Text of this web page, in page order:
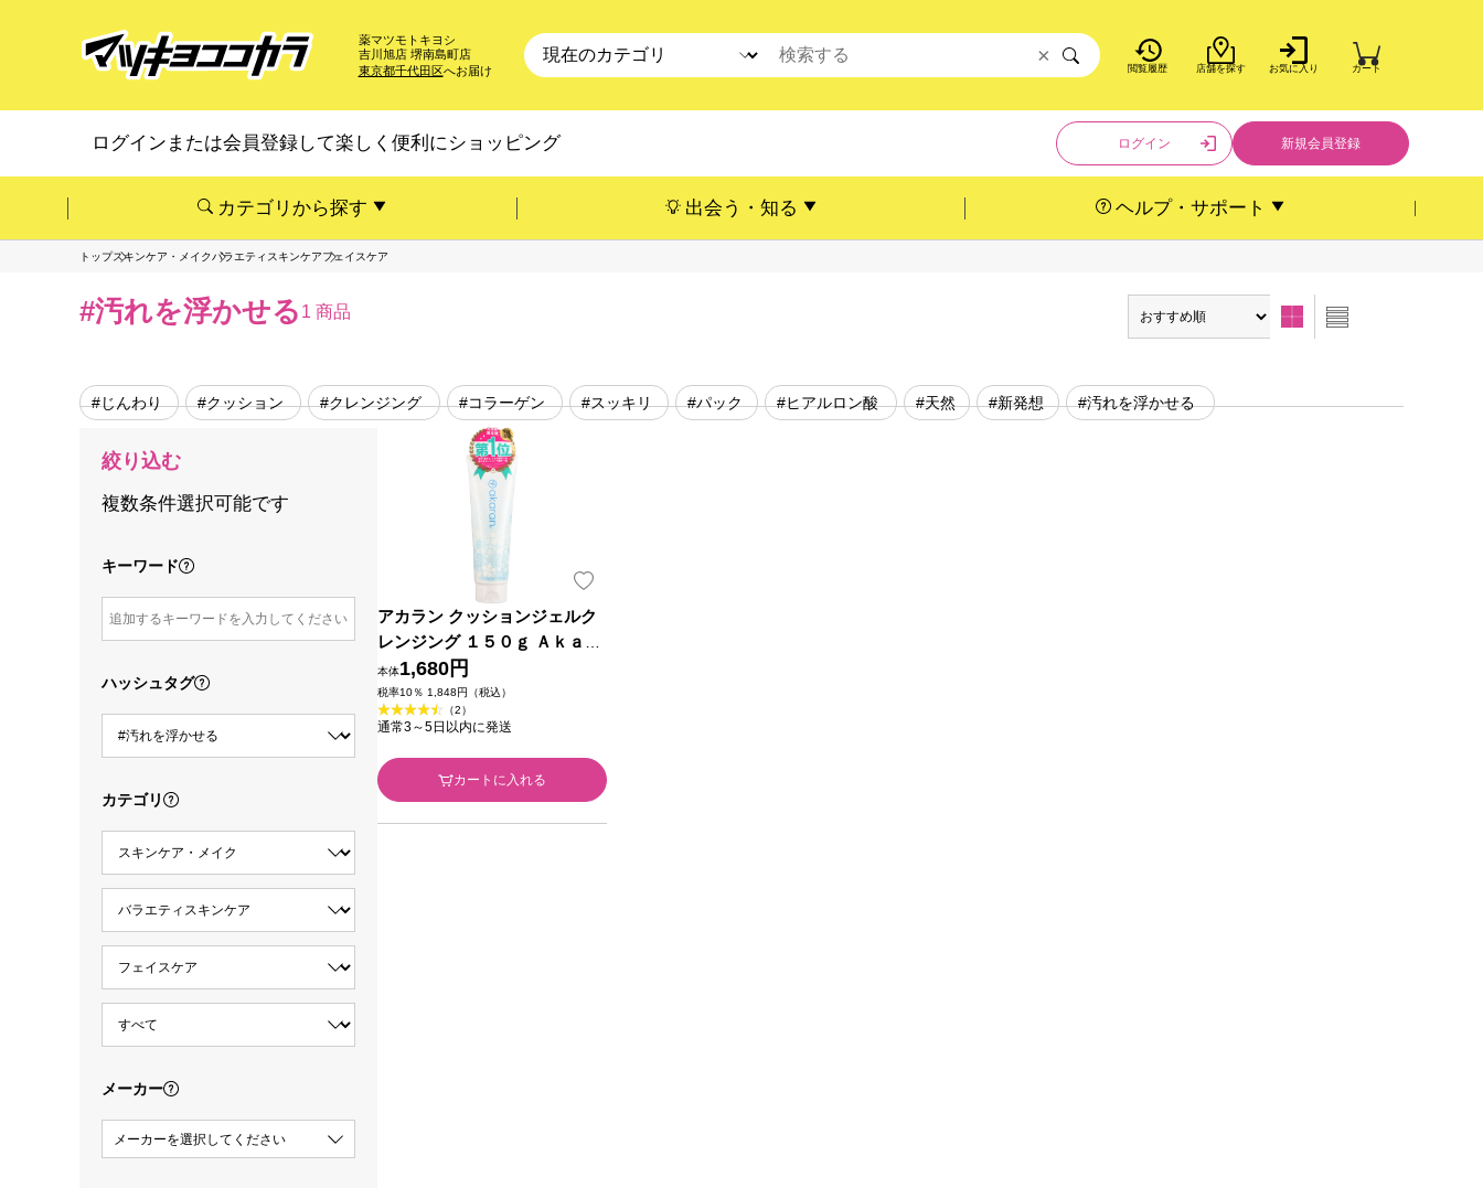
薬マツモトキヨシ
吉川旭店 堺南島町店
東京都千代田区へお届け 閲覧履歴 店舗を探す お気に入り カート
×
ログインまたは会員登録して楽しく便利にショッピング ログイン 新規会員登録
カテゴリから探す 出会う・知る ヘルプ・サポート
トップスキンケア・メイクバラエティスキンケアフェイスケア
#汚れを浮かせる 1 商品
#じんわり #クッション #クレンジング #コラーゲン #スッキリ #パック #ヒアルロン酸 #天然 #新発想 #汚れを浮かせる
絞り込む
複数条件選択可能です
キーワード
ハッシュタグ
カテゴリ
メーカー
メーカーを選択してください
アカラン クッションジェルク
レンジング １５０ｇ Ａｋａｒ
ａＮ
本体1,680円
税率10％ 1,848円（税込）
（2）
通常3～5日以内に発送
カートに入れる